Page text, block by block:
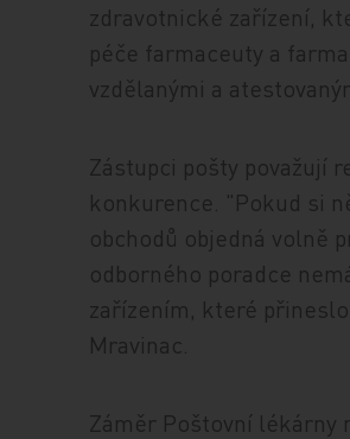
zdravotnické zařízení,
péče farmaceuty a
vzdělanými a
Zástupci pošty považují
konkurence. "Pokud si
obchodů objedná volně
odborného poradce
zařízením, které
Mravinac.
Záměr Poštovní lékárny